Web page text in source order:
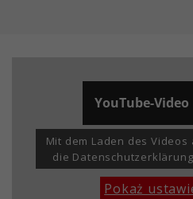
YouTube-
Mit dem Laden des
die
Pokaż